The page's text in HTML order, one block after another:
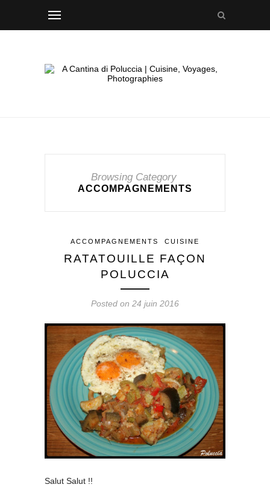
Browsing Category
ACCOMPAGNEMENTS
ACCOMPAGNEMENTS CUISINE
RATATOUILLE FAÇON
POLUCCIA
Posted on 24 juin 2016
Salut Salut !!